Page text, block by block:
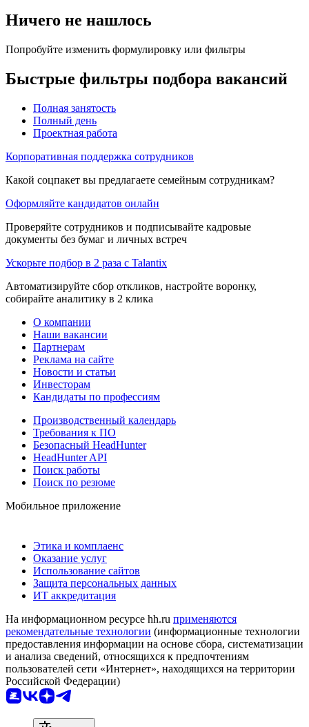
Ничего не нашлось
Попробуйте изменить формулировку или фильтры
Быстрые фильтры подбора вакансий
Полная занятость
Полный день
Проектная работа
Корпоративная поддержка сотрудников
Какой соцпакет вы предлагаете семейным сотрудникам?
Оформляйте кандидатов онлайн
Проверяйте сотрудников и подписывайте кадровые
документы без бумаг и личных встреч
Ускорьте подбор в 2 раза с Talantix
Автоматизируйте сбор откликов, настройте воронку,
собирайте аналитику в 2 клика
О компании
Наши вакансии
Партнерам
Реклама на сайте
Новости и статьи
Инвесторам
Кандидаты по профессиям
Производственный календарь
Требования к ПО
Безопасный HeadHunter
HeadHunter API
Поиск работы
Поиск по резюме
Мобильное приложение
Этика и комплаенс
Оказание услуг
Использование сайтов
Защита персональных данных
ИТ аккредитация
На информационном ресурсе hh.ru применяются
рекомендательные технологии (информационные технологии
предоставления информации на основе сбора, систематизации
и анализа сведений, относящихся к предпочтениям
пользователей сети «Интернет», находящихся на территории
Российской Федерации)